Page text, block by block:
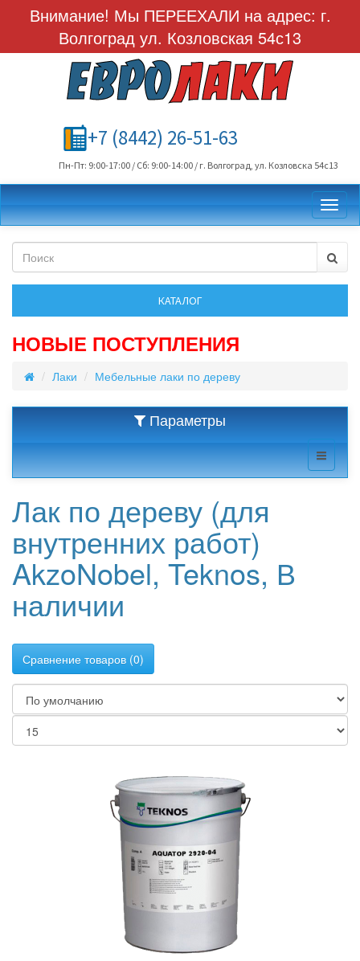
Внимание! Мы ПЕРЕЕХАЛИ на адрес: г.
Волгоград ул. Козловская 54с13
+7 (8442) 26-51-63
Пн-Пт: 9:00-17:00 / Сб: 9:00-14:00 / г. Волгоград, ул. Козловска 54с13
НОВЫЕ ПОСТУПЛЕНИЯ
Лаки Мебельные лаки по дереву
Параметры
Лак по дереву (для
внутренних работ)
AkzoNobel, Teknos, В
наличии
Сравнение товаров (0)